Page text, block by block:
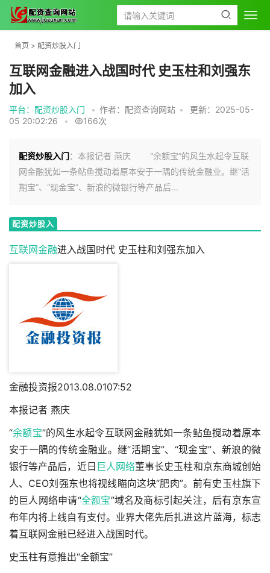
首页 > 配资炒股入门
互联网金融进入战国时代 史玉柱和刘强东
加入
平台：配资炒股入门 • 作者：配资查询网站 •
更新：2025-05-
05 20:02:26
• 166次
配资炒股入门：本报记者 燕庆 “余额宝”的风生水起令互联
网金融犹如一条鲇鱼搅动着原本安于一隅的传统金融业。继“活
期宝”、“现金宝”、新浪的微银行等产品后...
配资炒股入
互联网金融进入战国时代 史玉柱和刘强东加入
金融投资报2013.08.0107:52
本报记者 燕庆
“余额宝”的风生水起令互联网金融犹如一条鲇鱼搅动着原本
安于一隅的传统金融业。继“活期宝”、“现金宝”、新浪的微
银行等产品后，近日 巨人网络董事长史玉柱和京东商城创始
人、CEO刘强东也将视线瞄向这块“肥肉”。前有史玉柱旗下
的巨人网络申请“全额宝”域名及商标引起关注，后有京东宣
布年内将上线自有支付。业界大佬先后扎进这片蓝海，标志
着互联网金融已经进入战国时代。
史玉柱有意推出“全额宝”